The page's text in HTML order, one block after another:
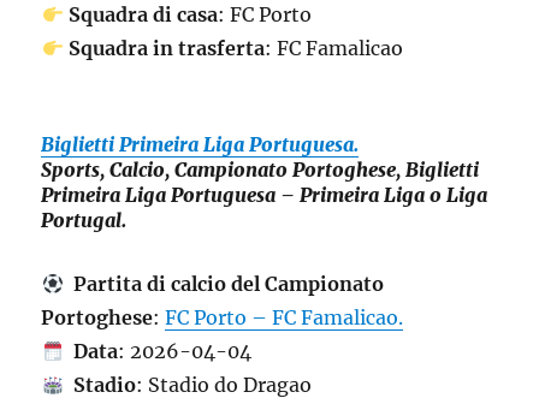
Squadra di casa: FC Porto
Squadra in trasferta: FC Famalicao
Biglietti Primeira Liga Portuguesa.
Sports, Calcio, Campionato Portoghese, Biglietti
Primeira Liga Portuguesa – Primeira Liga o Liga
Portugal.
Partita di calcio del Campionato
Portoghese:FC Porto – FC Famalicao.
Data: 2026-04-04
Stadio: Stadio do Dragao